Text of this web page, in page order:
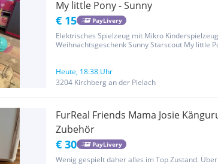
My little Pony - Sunny
€ 15 PayLivery
Elektrisches Spielzeug mit Mikro
Weihnachtsgeschenk Sunny Starscout My little
Heute, 18:38 Uhr
3204 Kirchberg an der Pielach
FurReal Friends Mama Josie
Zubehör
€ 30 PayLivery
Wenig gespielt daher alles im Top Zustand.